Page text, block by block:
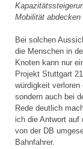
Mobilität abdecken
Bei solchen
die Menschen in
Knoten kann nur
Projekt Stuttgart
würdigkeit
sondern auch bei
Rede deutlich
ich die Antwort auf
von der DB
Bahnfahrer.